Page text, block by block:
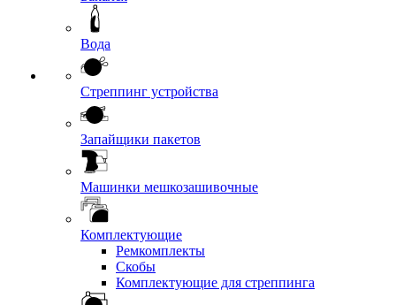
Вода
Стреппинг устройства
Запайщики пакетов
Машинки мешкозашивочные
Комплектующие
Ремкомплекты
Скобы
Комплектующие для стреппинга